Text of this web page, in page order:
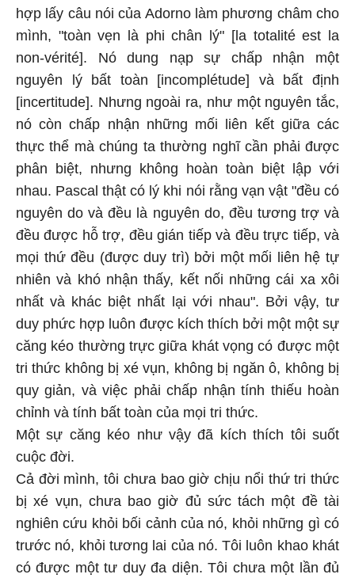
hợp lấy câu nói của Adorno làm phương châm cho
mình, "toàn vẹn là phi chân lý" [la totalité est la
non-vérité]. Nó dung nạp sự chấp nhận một
nguyên lý bất toàn [incomplétude] và bất định
[incertitude]. Nhưng ngoài ra, như một nguyên tắc,
nó còn chấp nhận những mối liên kết giữa các
thực thể mà chúng ta thường nghĩ cần phải được
phân biệt, nhưng không hoàn toàn biệt lập với
nhau. Pascal thật có lý khi nói rằng vạn vật "đều có
nguyên do và đều là nguyên do, đều tương trợ và
đều được hỗ trợ, đều gián tiếp và đều trực tiếp, và
mọi thứ đều (được duy trì) bởi một mối liên hệ tự
nhiên và khó nhận thấy, kết nối những cái xa xôi
nhất và khác biệt nhất lại với nhau". Bởi vậy, tư
duy phức hợp luôn được kích thích bởi một một sự
căng kéo thường trực giữa khát vọng có được một
tri thức không bị xé vụn, không bị ngăn ô, không bị
quy giản, và việc phải chấp nhận tính thiếu hoàn
chỉnh và tính bất toàn của mọi tri thức.
Một sự căng kéo như vậy đã kích thích tôi suốt
cuộc đời.
Cả đời mình, tôi chưa bao giờ chịu nổi thứ tri thức
bị xé vụn, chưa bao giờ đủ sức tách một đề tài
nghiên cứu khỏi bối cảnh của nó, khỏi những gì có
trước nó, khỏi tương lai của nó. Tôi luôn khao khát
có được một tư duy đa diện. Tôi chưa một lần đủ